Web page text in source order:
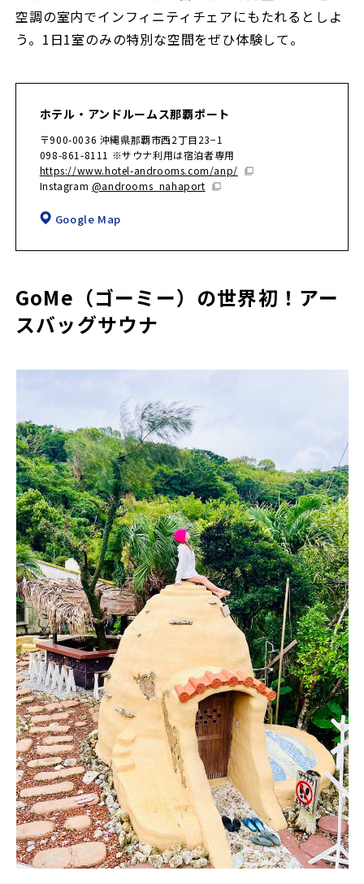
空調の室内でインフィニティチェアにもたれるとしよ
う。1日1室のみの特別な空間をぜひ体験して。
ホテル・アンドルームス那覇ポート
〒900-0036 沖縄県那覇市西2丁目23−1
098-861-8111 ※サウナ利用は宿泊者専用
https://www.hotel-androoms.com/anp/
Instagram @androoms_nahaport
Google Map
GoMe（ゴーミー）の世界初！アー
スバッグサウナ